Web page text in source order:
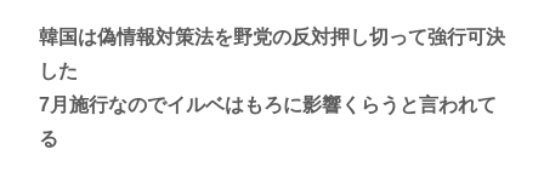
韓国は偽情報対策法を野党の反対押し切って強行可決
した
7月施行なのでイルベはもろに影響くらうと言われて
る